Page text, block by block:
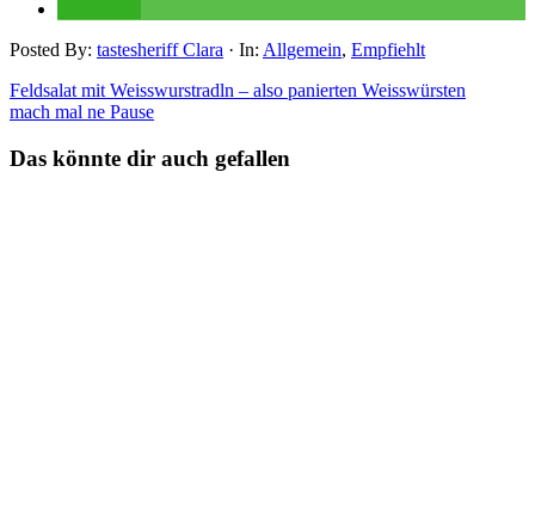
Posted By: tastesheriff Clara · In: Allgemein, Empfiehlt
Feldsalat mit Weisswurstradln – also panierten Weisswürsten
mach mal ne Pause
Das könnte dir auch gefallen